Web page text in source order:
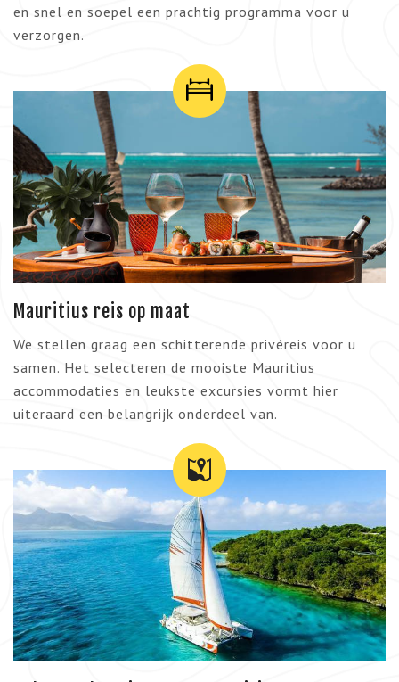
en snel en soepel een prachtig programma voor u
verzorgen.
Mauritius reis op maat
We stellen graag een schitterende privéreis voor u
samen. Het selecteren de mooiste Mauritius
accommodaties en leukste excursies vormt hier
uiteraard een belangrijk onderdeel van.